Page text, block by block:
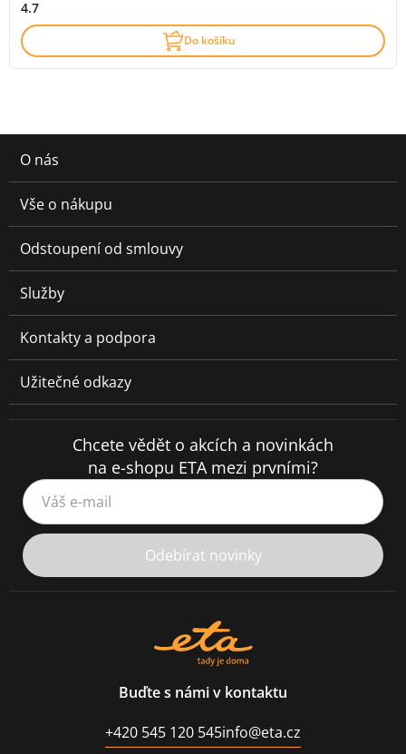
4.7
Do košíku
O nás
Vše o nákupu
Odstoupení od smlouvy
Služby
Kontakty a podpora
Užitečné odkazy
Chcete vědět o akcích a novinkách
na e-shopu ETA mezi prvními?
Váš e-mail
Odebírat novinky
Buďte s námi v kontaktu
+420 545 120 545info@eta.cz